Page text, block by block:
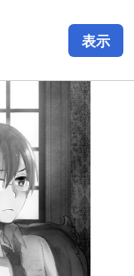
表示